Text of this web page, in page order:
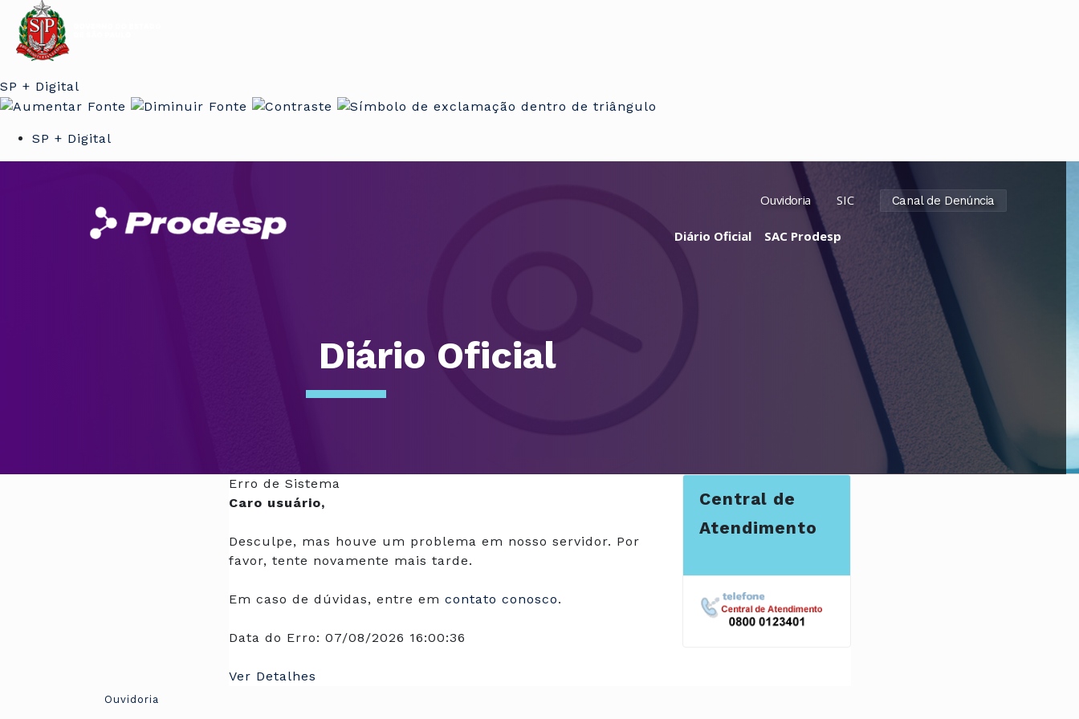
SP + Digital
SP + Digital
Ouvidoria SIC Canal de Denúncia
Diário Oficial SAC Prodesp
Diário Oficial
Erro de Sistema
Caro usuário,
Desculpe, mas houve um problema em nosso servidor. Por
favor, tente novamente mais tarde.
Em caso de dúvidas, entre em contato conosco.
Data do Erro: 07/08/2026 16:00:36
Ver Detalhes
Central de
Atendimento
Ouvidoria